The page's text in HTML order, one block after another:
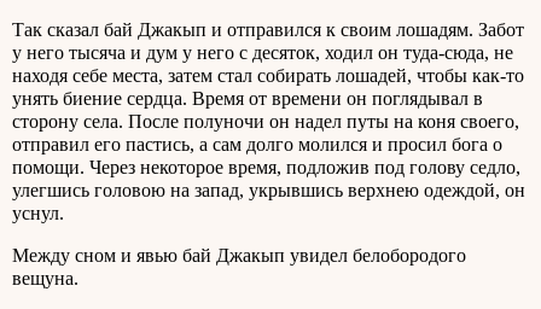
Так сказал бай Джакып и отправился к своим лошадям. Забот
у него тысяча и дум у него с десяток, ходил он туда-сюда, не
находя себе места, затем стал собирать лошадей, чтобы как-то
унять биение сердца. Время от времени он поглядывал в
сторону села. После полуночи он надел путы на коня своего,
отправил его пастись, а сам долго молился и просил бога о
помощи. Через некоторое время, подложив под голову седло,
улегшись головою на запад, укрывшись верхнею одеждой, он
уснул.
Между сном и явью бай Джакып увидел белобородого
вещуна.